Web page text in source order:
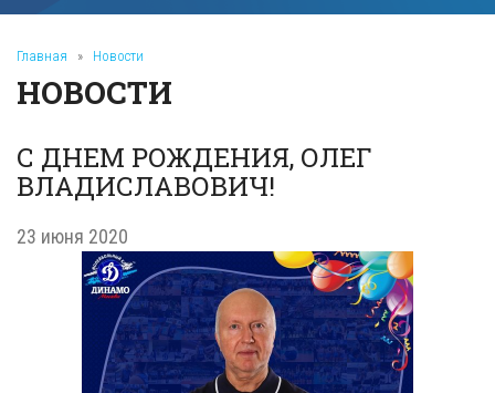
Главная » Новости
НОВОСТИ
С ДНЕМ РОЖДЕНИЯ, ОЛЕГ
ВЛАДИСЛАВОВИЧ!
23 июня 2020